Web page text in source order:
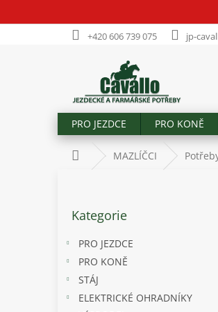
+420 606 739 075 jp-
PRO JEZDCE PRO KONĚ
Domů MAZLÍČCI
kategorie
Kategorie
PRO JEZDCE
PRO KONĚ
STÁJ
ELEKTRICKÉ OHRADNÍKY